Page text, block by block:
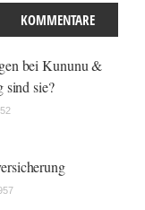
KOMMENTARE
bei Kununu &
sind sie?